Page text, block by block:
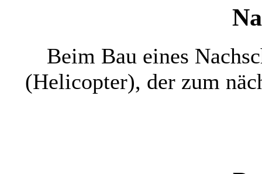
Beim Bau eines
(Helicopter), der zum